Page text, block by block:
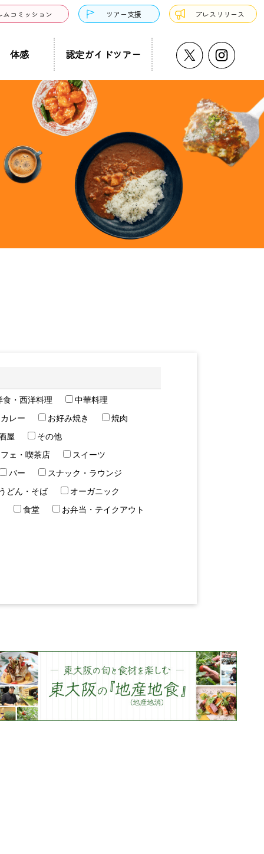
体感 認定ガイドツアー
ムコミッション ツアー支援 プレスリリース
うどん・そば
ツ
ンドウィッチ
温泉・銭湯・サウナ
まち歩き
プチ大阪景
食・西洋料理
中華料理
カレー
お好み焼き
焼肉
屋
その他
ェ・喫茶店
スイーツ
バー
スナック・ラウンジ
どん・そば
オーガニック
食堂 お弁当・テイクアウト